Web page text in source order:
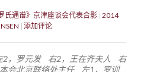
氏通谱》京津座谈会代表合影 2014
添加评论
2，罗元发 右2，王在齐夫人 右
会北京联络处主任 左1，罗训